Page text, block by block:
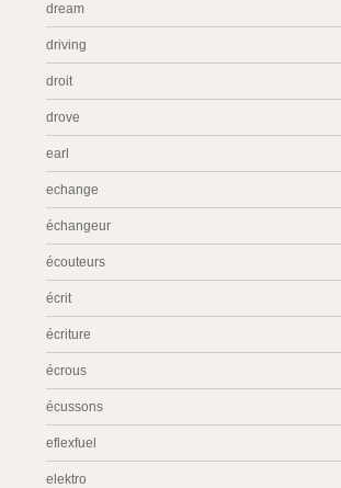
dream
driving
droit
drove
earl
echange
échangeur
écouteurs
écrit
écriture
écrous
écussons
eflexfuel
elektro